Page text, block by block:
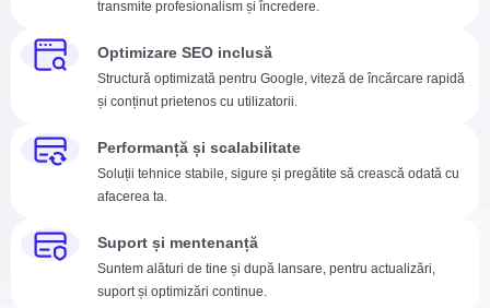
transmite profesionalism și încredere.
Optimizare SEO inclusă
Structură optimizată pentru Google, viteză de încărcare rapidă
și conținut prietenos cu utilizatorii.
Performanță și scalabilitate
Soluții tehnice stabile, sigure și pregătite să crească odată cu
afacerea ta.
Suport și mentenanță
Suntem alături de tine și după lansare, pentru actualizări,
suport și optimizări continue.